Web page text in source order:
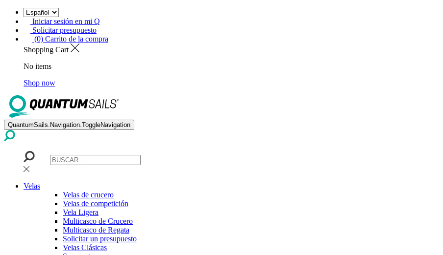
Iniciar sesión en mi Q
Solicitar presupuesto
(0) Carrito de la compra
Shopping Cart
No items
Shop now
QuantumSails.Navigation.ToggleNavigation
Velas
Velas de crucero
Velas de competición
Vela Ligera
Multicasco de Crucero
Multicasco de Regata
Solicitar un presupuesto
Velas Clásicas